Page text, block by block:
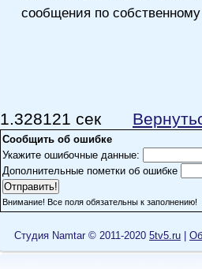
сообщения по
1.328121 сек
Сообщить об ошибке
Укажите ошибочные данные:
Дополнительные пометки об ошибке
Внимание! Все поля обязательны к заполнению!
Cтудия Namtar © 2011-2020 5tv5.ru